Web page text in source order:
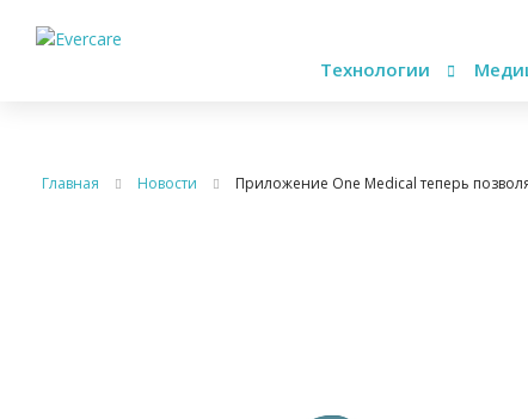
Технологии
Главная Новости Приложение One Medical теперь